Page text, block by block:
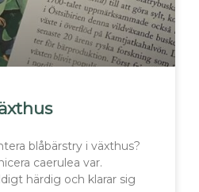
blåbärstry i växthus?
caerulea var.
härdig och klarar sig